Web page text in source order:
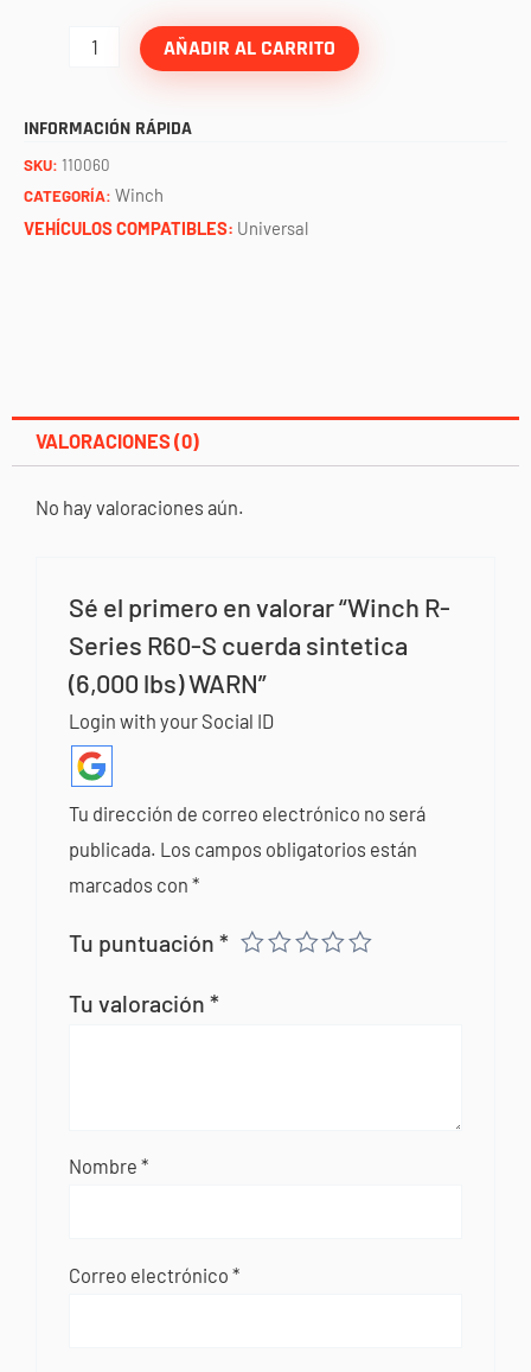
sintetica
(6,000
AÑADIR AL CARRITO
INFORMACIÓN RÁPIDA
SKU: 110060
CATEGORÍA: Winch
VEHÍCULOS COMPATIBLES: Universal
VALORACIONES (0)
No hay valoraciones aún.
Sé el primero en valorar “Winch R-
Series R60-S cuerda sintetica
(6,000 lbs) WARN”
Login with your Social ID
Tu dirección de correo electrónico no será
publicada. Los campos obligatorios están
marcados con*
Tu puntuación*
Tu valoración*
Nombre*
Correo electrónico*